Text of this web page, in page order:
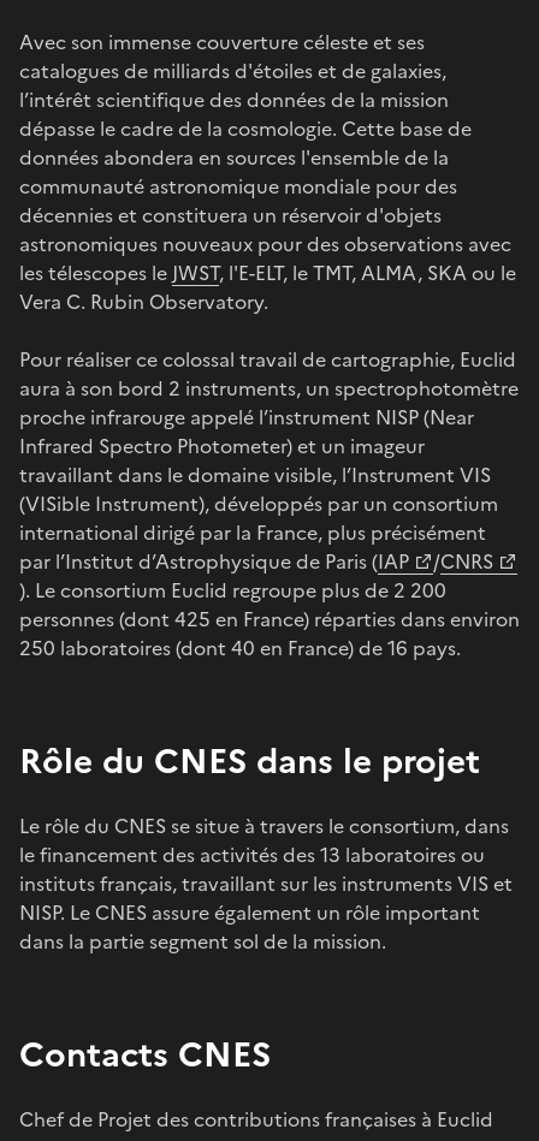
Avec son immense couverture céleste et ses
catalogues de milliards d'étoiles et de galaxies,
l’intérêt scientifique des données de la mission
dépasse le cadre de la cosmologie. Cette base de
données abondera en sources l'ensemble de la
communauté astronomique mondiale pour des
décennies et constituera un réservoir d'objets
astronomiques nouveaux pour des observations avec
les télescopes le JWST, l'E-ELT, le TMT, ALMA, SKA ou le
Vera C. Rubin Observatory.
Pour réaliser ce colossal travail de cartographie, Euclid
aura à son bord 2 instruments, un spectrophotomètre
proche infrarouge appelé l’instrument NISP (Near
Infrared Spectro Photometer) et un imageur
travaillant dans le domaine visible, l’Instrument VIS
(VISible Instrument), développés par un consortium
international dirigé par la France, plus précisément
par l’Institut d’Astrophysique de Paris (IAP /CNRS
). Le consortium Euclid regroupe plus de 2 200
personnes (dont 425 en France) réparties dans environ
250 laboratoires (dont 40 en France) de 16 pays.
Rôle du CNES dans le projet
Le rôle du CNES se situe à travers le consortium, dans
le financement des activités des 13 laboratoires ou
instituts français, travaillant sur les instruments VIS et
NISP. Le CNES assure également un rôle important
dans la partie segment sol de la mission.
Contacts CNES
Chef de Projet des contributions françaises à Euclid